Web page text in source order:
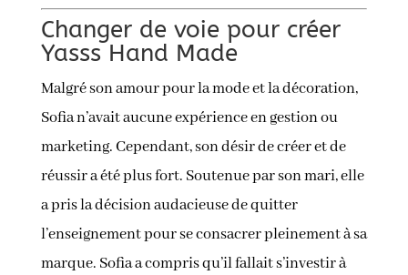
Changer de voie pour créer
Yasss Hand Made
Malgré son amour pour la mode et la décoration,
Sofia n’avait aucune expérience en gestion ou
marketing. Cependant, son désir de créer et de
réussir a été plus fort. Soutenue par son mari, elle
a pris la décision audacieuse de quitter
l’enseignement pour se consacrer pleinement à sa
marque. Sofia a compris qu’il fallait s’investir à